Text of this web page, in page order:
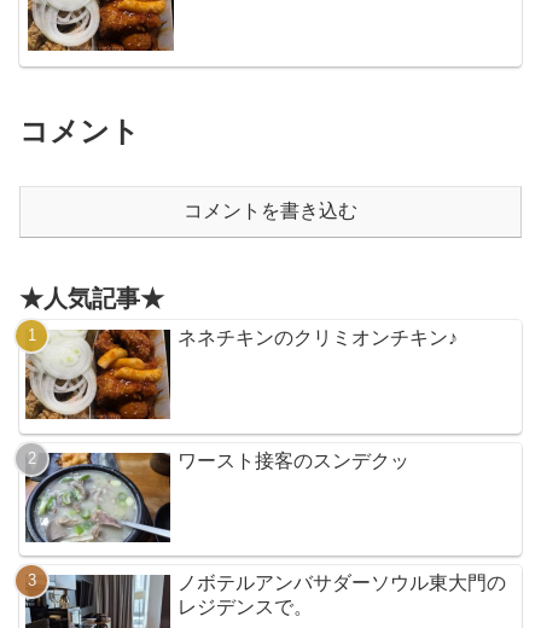
コメント
コメントを書き込む
★人気記事★
ネネチキンのクリミオンチキン♪
ワースト接客のスンデクッ
ノボテルアンバサダーソウル東大門の
レジデンスで。